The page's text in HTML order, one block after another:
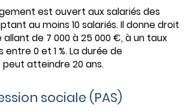
est ouvert aux salariés des
au moins 10 salariés. Il donne droit
de 7 000 à 25 000 €, à un taux
0 et 1 %. La durée de
atteindre 20 ans.
sociale (PAS)